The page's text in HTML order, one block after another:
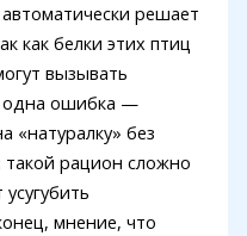
решает
как белки этих птиц
вызывать
одна ошибка —
«натуралку» без
такой рацион сложно
мнение, что